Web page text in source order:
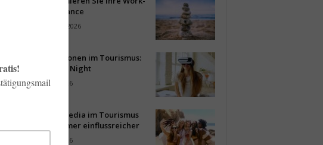
Life-Balance
3. August 2026
Innovationen im Tourismus:
Start-up Night
31. Juli 2026
Social Media im Tourismus
wird immer einflussreicher
30. Juli 2026